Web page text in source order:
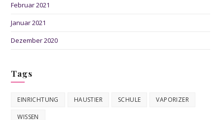
Februar 2021
Januar 2021
Dezember 2020
Tags
EINRICHTUNG HAUSTIER SCHULE VAPORIZER
WISSEN